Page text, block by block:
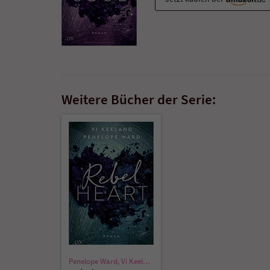
Weitere Bücher der Serie:
Penelope Ward,Vi Keeland